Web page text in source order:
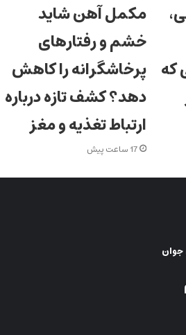
که
مکمل آهن شاید
خشم و رفتارهای
پرخاشگرانه را کاهش
دهد؟ کشف تازه درباره
ارتباط تغذیه و مغز
17 ساعت پیش
جوان